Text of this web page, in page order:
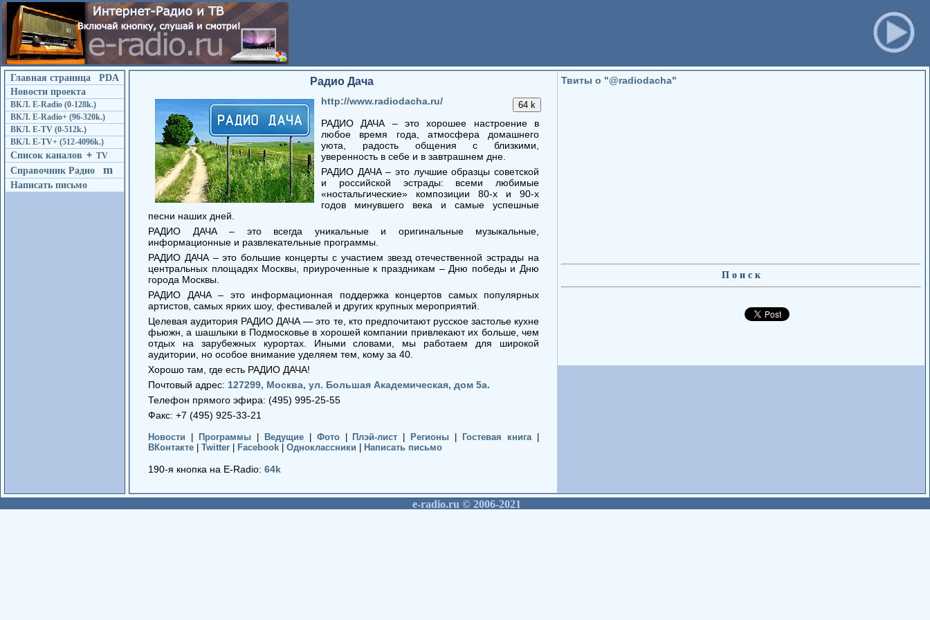
Главная страница
PDA
Новости проекта
ВКЛ. E-Radio (0-128k.)
ВКЛ. E-Radio+ (96-320k.)
ВКЛ. E-TV (0-512k.)
ВКЛ. E-TV+ (512-4096k.)
Список каналов + TV
Справочник Радио m
Написать письмо
Радио Дача
http://www.radiodacha.ru/
РАДИО ДАЧА – это хорошее настроение в
любое время года, атмосфера домашнего
уюта, радость общения с близкими,
уверенность в себе и в завтрашнем дне.
РАДИО ДАЧА – это лучшие образцы советской
и российской эстрады: всеми любимые
«ностальгические» композиции 80-х и 90-х
годов минувшего века и самые успешные
песни наших дней.
РАДИО ДАЧА – это всегда уникальные и оригинальные музыкальные,
информационные и развлекательные программы.
РАДИО ДАЧА – это большие концерты с участием звезд отечественной эстрады на
центральных площадях Москвы, приуроченные к праздникам – Дню победы и Дню
города Москвы.
РАДИО ДАЧА – это информационная поддержка концертов самых популярных
артистов, самых ярких шоу, фестивалей и других крупных мероприятий.
Целевая аудитория РАДИО ДАЧА — это те, кто предпочитают русское застолье кухне
фьюжн, а шашлыки в Подмосковье в хорошей компании привлекают их больше, чем
отдых на зарубежных курортах. Иными словами, мы работаем для широкой
аудитории, но особое внимание уделяем тем, кому за 40.
Хорошо там, где есть РАДИО ДАЧА!
Почтовый адрес: 127299, Москва, ул. Большая Академическая, дом 5а.
Телефон прямого эфира: (495) 995-25-55
Факс: +7 (495) 925-33-21
Новости | Программы| Ведущие| Фото| Плэй-лист | Регионы | Гостевая книга |
ВКонтакте | Twitter | Facebook | Одноклассники | Написать письмо
190-я кнопка на E-Radio: 64k
Твиты о "@radiodacha"
П о и с к
е-radio.ru © 2006-2021